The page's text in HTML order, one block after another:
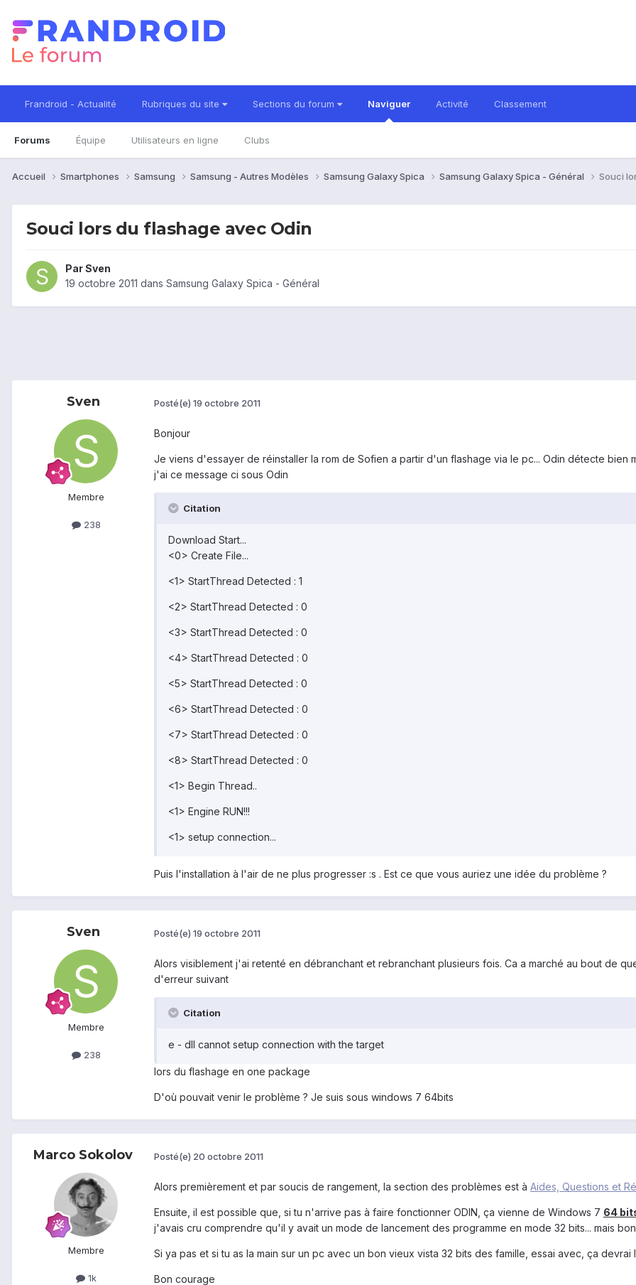
Frandroid - Actualité Rubriques du site Sections du forum Naviguer
Forums Équipe Utilisateurs en ligne Clubs
Activité Classement
Accueil Smartphones Samsung Samsung - Autres Modèles Samsung Galaxy Spica Samsung Galaxy Spica - Général Souci
Souci lors du flashage avec Odin
ParSven
19 octobre 2011 dans Samsung Galaxy Spica - Général
Sven
Membre
238
Posté(e) 19 octobre 2011
Bonjour
Je viens d'essayer de réinstaller la rom de Sofien a partir d'un flashage via le pc... Odin détecte
j'ai ce message ci sous Odin
Citation
Download Start...
<0> Create File...
<1> StartThread Detected : 1
<2> StartThread Detected : 0
<3> StartThread Detected : 0
<4> StartThread Detected : 0
<5> StartThread Detected : 0
<6> StartThread Detected : 0
<7> StartThread Detected : 0
<8> StartThread Detected : 0
<1> Begin Thread..
<1> Engine RUN!!!
<1> setup connection...
Puis l'installation à l'air de ne plus progresser :s . Est ce que vous auriez une idée du problème ?
Sven
Membre
238
Posté(e) 19 octobre 2011
Alors visiblement j'ai retenté en débranchant et rebranchant plusieurs fois. Ca a marché au bout de
d'erreur suivant
Citation
e - dll cannot setup connection with the target
lors du flashage en one package
D'où pouvait venir le problème ? Je suis sous windows 7 64bits
Marco Sokolov
Membre
1k
Posté(e) 20 octobre 2011
Alors premièrement et par soucis de rangement, la section des problèmes est à Aides, Questions et
Ensuite, il est possible que, si tu n'arrive pas à faire fonctionner ODIN, ça vienne de Windows 7 64
j'avais cru comprendre qu'il y avait un mode de lancement des programme en mode 32 bits... mais
Si ya pas et si tu as la main sur un pc avec un bon vieux vista 32 bits des famille, essai avec, ça devrai
Bon courage